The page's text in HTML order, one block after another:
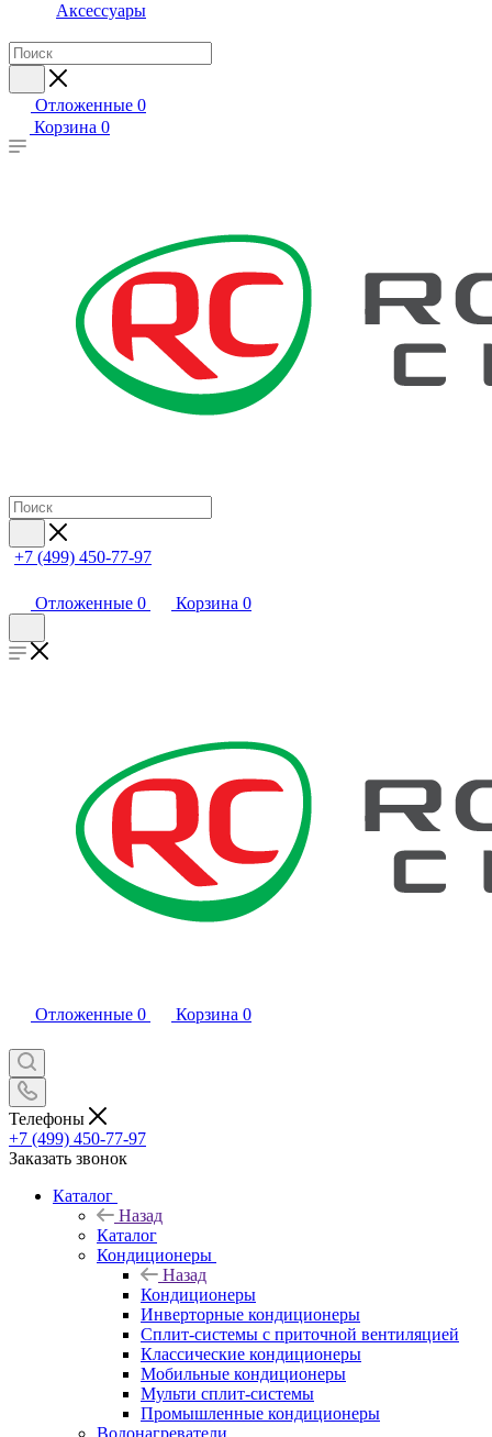
Аксессуары
Отложенные 0
Корзина 0
+7 (499) 450-77-97
Отложенные 0 Корзина 0
Отложенные 0 Корзина 0
Телефоны
+7 (499) 450-77-97
Заказать звонок
Каталог
Назад
Каталог
Кондиционеры
Назад
Кондиционеры
Инверторные кондиционеры
Сплит-системы с приточной вентиляцией
Классические кондиционеры
Мобильные кондиционеры
Мульти сплит-системы
Промышленные кондиционеры
Водонагреватели